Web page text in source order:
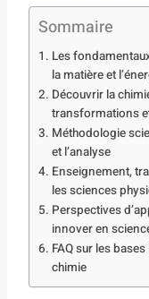
Sommaire
Les
la matière et
Découvrir la
transformations
Méthodologie
et l’analyse
Enseignement,
les sciences
Perspectives
innover en
FAQ sur les
chimie